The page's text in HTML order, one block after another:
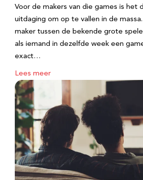
Voor de makers van die games is het
uitdaging om op te vallen in de
maker tussen de bekende grote
als iemand in dezelfde week een
exact…
Lees meer